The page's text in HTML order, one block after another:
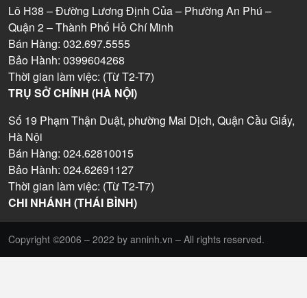
Lô H38 – Đường Lương Định Của – Phường An Phú –
Quận 2 – Thành Phố Hồ Chí Minh
Bán Hàng: 032.697.5555
Bảo Hành: 0399604268
Thời gian làm việc: (Từ T2-T7)
TRỤ SỞ CHÍNH (HÀ NỘI)
Số 19 Phạm Thận Duật, phường Mai Dịch, Quận Cầu Giấy,
Hà Nội
Bán Hàng: 024.62810015
Bảo Hành: 024.62691127
Thời gian làm việc: (Từ T2-T7)
CHI NHÁNH (THÁI BÌNH)
Copyright ©2006 – 2022 by anninh.vn – All rights reserved.